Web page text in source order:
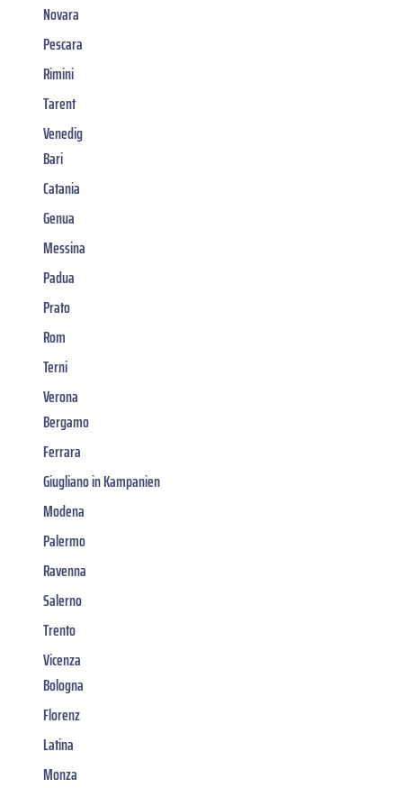
Novara
Pescara
Rimini
Tarent
Venedig
Bari
Catania
Genua
Messina
Padua
Prato
Rom
Terni
Verona
Bergamo
Ferrara
Giugliano in Kampanien
Modena
Palermo
Ravenna
Salerno
Trento
Vicenza
Bologna
Florenz
Latina
Monza